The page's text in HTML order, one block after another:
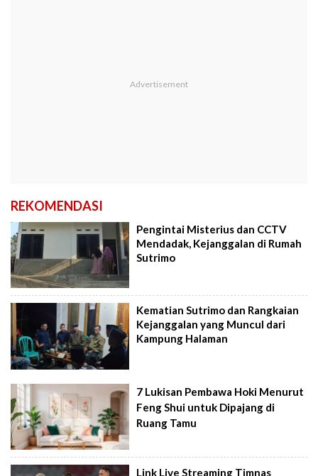
REKOMENDASI
Pengintai Misterius dan CCTV
Mendadak, Kejanggalan di Rumah
Sutrimo
Kematian Sutrimo dan Rangkaian
Kejanggalan yang Muncul dari
Kampung Halaman
7 Lukisan Pembawa Hoki Menurut
Feng Shui untuk Dipajang di
Ruang Tamu
Link Live Streaming Timnas